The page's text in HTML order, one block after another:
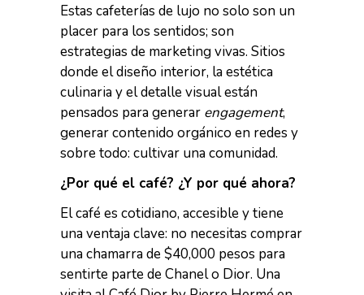
Estas cafeterías de lujo no solo son un
placer para los sentidos; son
estrategias de marketing vivas. Sitios
donde el diseño interior, la estética
culinaria y el detalle visual están
pensados para generar engagement,
generar contenido orgánico en redes y
sobre todo: cultivar una comunidad.
¿Por qué el café? ¿Y por qué ahora?
El café es cotidiano, accesible y tiene
una ventaja clave: no necesitas comprar
una chamarra de $40,000 pesos para
sentirte parte de Chanel o Dior. Una